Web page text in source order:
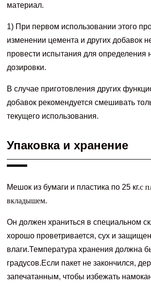
материал.
1) При первом использовании этого
изменении цемента и других добавок
провести испытания для определения
дозировки.
В случае приготовления других
добавок рекомендуется смешивать
текущего использования.
Упаковка и хранение
Мешок из бумаги и пластика по 25 кг.с
вкладышем.
Он должен храниться в специальном
хорошо проветривается, сух и
влаги.Температура хранения должна
градусов.Если пакет не закончился,
запечатанным, чтобы избежать